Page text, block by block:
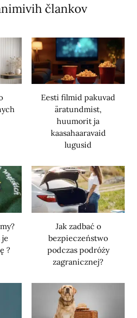
člankov
Eesti filmid pakuvad
äratundmist,
huumorit ja
kaasahaaravaid
lugusid
je
?
Jak zadbać o
bezpieczeństwo
podczas podróży
zagranicznej?